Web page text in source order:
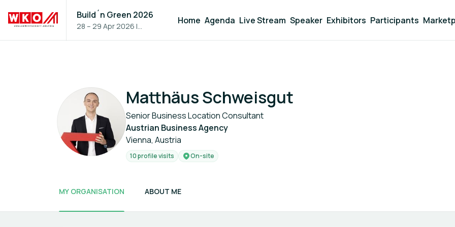
Build´n Green 2026
28 – 29 Apr 2026 |
Home Agenda Live Stream Speaker Exhibitors Participants
Matthäus Schweisgut
Senior Business Location Consultant
Austrian Business Agency
Vienna, Austria
10 profile visits On-site
MY ORGANISATION ABOUT ME